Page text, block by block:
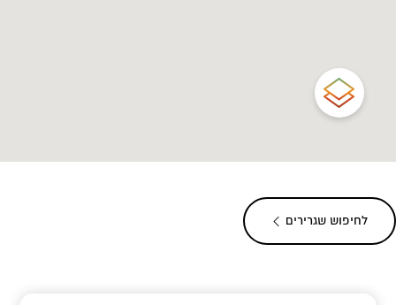
לחיפוש שגרירים